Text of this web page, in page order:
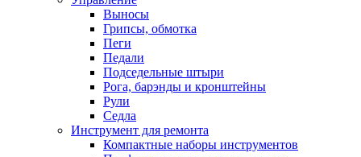
Выносы
Грипсы, обмотка
Пеги
Педали
Подседельные штыри
Рога, барэнды и кронштейны
Рули
Седла
Инструмент для ремонта
Компактные наборы инструментов